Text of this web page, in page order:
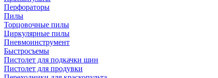
Перфораторы
Пилы
Торцовочные пилы
Циркулярные пилы
Пневмоинструмент
Быстросъемы
Пистолет для подкачки шин
Пистолет для продувки